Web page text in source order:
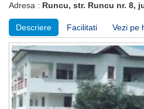
Adresa : Runcu, str. Runcu nr. 8,
Descriere Facilitati Vezi pe